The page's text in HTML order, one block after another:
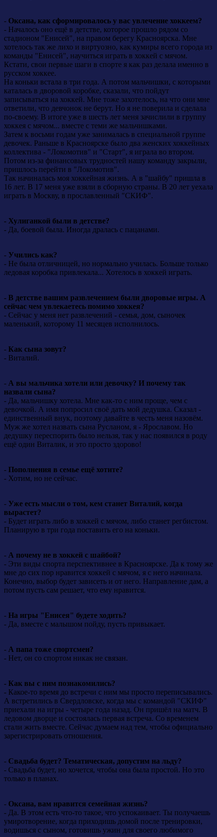
- Оксана, как сформировалось у вас увлечение хоккеем?
- Началось оно ещё в детстве, которое прошло рядом со
стадионом "Енисей", на правом берегу Красноярска. Мне
хотелось так же лихо и виртуозно, как кумиры всего города из
команды "Енисей", научиться играть в хоккей с мячом.
Кстати, свои первые шаги в спорте я как раз делала именно в
русском хоккее.
На коньки встала в три года. А потом мальчишки, с которыми
каталась в дворовой коробке, сказали, что пойдут
записываться на хоккей. Мне тоже захотелось, на что они мне
ответили, что девчонок не берут. Но я не поверила и сделала
по-своему. В итоге уже в шесть лет меня зачислили в группу
хоккея с мячом... вместе с теми же мальчишками.
Затем к восьми годам уже занималась в специальной группе
девочек. Раньше в Красноярске было два женских хоккейных
коллектива - "Локомотив" и "Старт", я играла во втором.
Потом из-за финансовых трудностей нашу команду закрыли,
пришлось перейти в "Локомотив".
Так начиналась моя хоккейная жизнь. А в "шайбу" пришла в
16 лет. В 17 меня уже взяли в сборную страны. В 20 лет уехала
играть в Москву, в прославленный "СКИФ".
- Хулиганкой были в детстве?
- Да, боевой была. Иногда дралась с пацанами.
- Учились как?
- Не была отличницей, но нормально училась. Больше только
ледовая коробка привлекала... Хотелось в хоккей играть.
- В детстве вашим развлечением были дворовые игры. А
сейчас чем увлекаетесь помимо хоккея?
- Сейчас у меня нет развлечений - семья, дом, сыночек
маленький, которому 11 месяцев исполнилось.
- Как сына зовут?
- Виталий.
- А вы мальчика хотели или девочку? И почему так
назвали сына?
- Да, мальчишку хотела. Мне как-то с ним проще, чем с
девочкой. А имя попросил своё дать мой дедушка. Сказал -
единственный внук, поэтому давайте в честь меня назовём.
Муж же хотел назвать сына Русланом, я - Ярославом. Но
дедушку переспорить было нельзя, так у нас появился в роду
ещё один Виталик, и это просто здорово!
- Пополнения в семье ещё хотите?
- Хотим, но не сейчас.
- Уже есть мысли о том, кем станет Виталий, когда
вырастет?
- Будет играть либо в хоккей с мячом, либо станет регбистом.
Планирую в три года поставить его на коньки.
- А почему не в хоккей с шайбой?
- Эти виды спорта перспективнее в Красноярске. Да к тому же
мне до сих пор нравится хоккей с мячом, я с него начинала.
Конечно, выбор будет зависеть и от него. Направление дам, а
потом пусть сам решает, что ему нравится.
- На игры "Енисея" будете ходить?
- Да, вместе с малышом пойду, пусть привыкает.
- А папа тоже спортсмен?
- Нет, он со спортом никак не связан.
- Как вы с ним познакомились?
- Какое-то время до встречи с ним мы просто переписывались.
А встретились в Свердловске, когда мы с командой "СКИФ"
приехали на игры - четыре года назад. Он пришёл на матч. В
ледовом дворце и состоялась первая встреча. Со временем
стали жить вместе. Сейчас думаем над тем, чтобы официально
зарегистрировать отношения.
- Свадьба будет? Тематическая, допустим на льду?
- Свадьба будет, но хочется, чтобы она была простой. Но это
только в планах.
- Оксана, вам нравится семейная жизнь?
- Да. В этом есть что-то такое, что успокаивает. Ты получаешь
умиротворение, когда приходишь домой после тренировки,
водишься с сыном, готовишь ужин для своего любимого